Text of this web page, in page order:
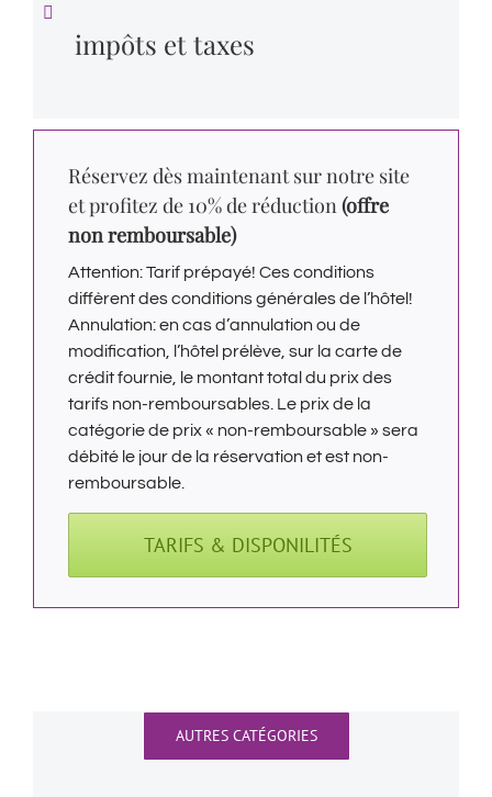
impôts et taxes
Réservez dès maintenant sur notre site
et profitez de 10% de réduction (offre
non remboursable)
Attention: Tarif prépayé! Ces conditions
diffèrent des conditions générales de l’hôtel!
Annulation: en cas d’annulation ou de
modification, l’hôtel prélève, sur la carte de
crédit fournie, le montant total du prix des
tarifs non-remboursables. Le prix de la
catégorie de prix « non-remboursable » sera
débité le jour de la réservation et est non-
remboursable.
TARIFS & DISPONILITÉS
AUTRES CATÉGORIES